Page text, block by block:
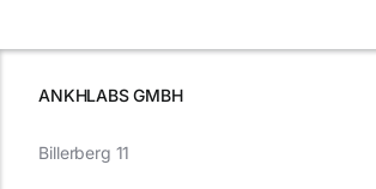
müssen
ANKHLABS GMBH
Billerberg 11